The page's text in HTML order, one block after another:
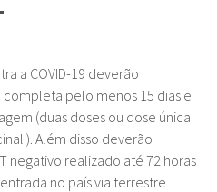
a COVID-19 deverão
pelo menos 15 dias e
(duas doses ou dose única
). Além disso deverão
negativo realizado até 72 horas
no país via terrestre